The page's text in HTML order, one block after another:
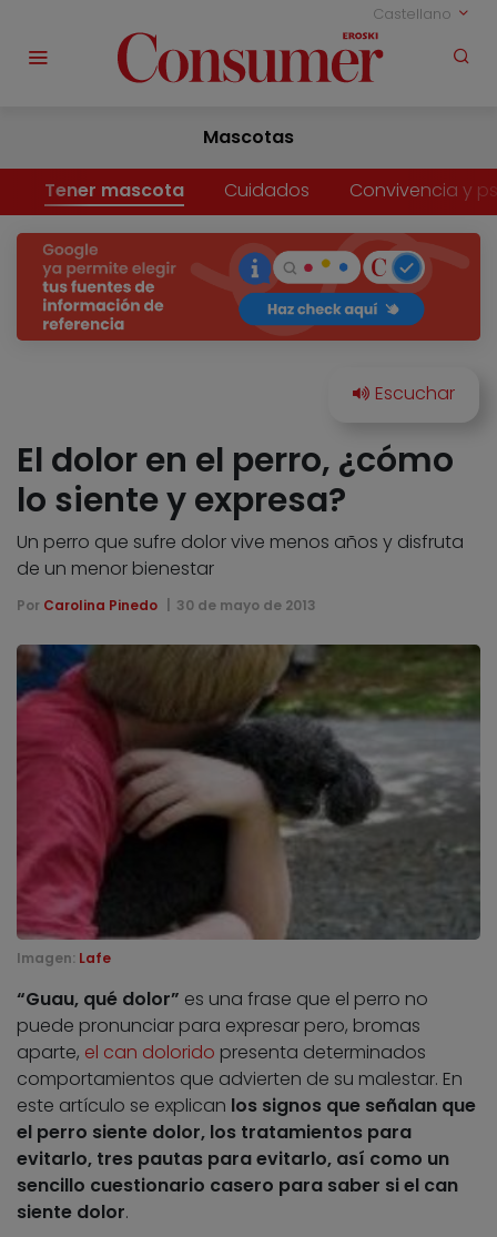
Castellano
Mascotas
Tener mascota Cuidados Convivencia y
El dolor en el perro, ¿cómo
lo siente y expresa?
Un perro que sufre dolor vive menos años y disfruta
de un menor bienestar
Por Carolina Pinedo 30 de mayo de 2013
Imagen: Lafe
“Guau, qué dolor” es una frase que el perro no
puede pronunciar para expresar pero, bromas
aparte, el can dolorido presenta determinados
comportamientos que advierten de su malestar. En
este artículo se explican los signos que señalan que
el perro siente dolor, los tratamientos para
evitarlo, tres pautas para evitarlo, así como un
sencillo cuestionario casero para saber si el can
siente dolor.